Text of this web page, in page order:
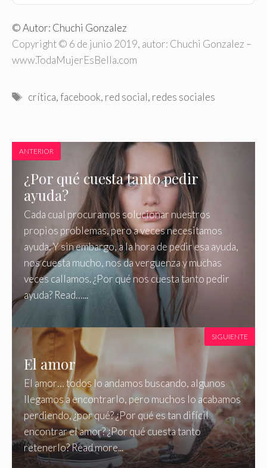
© Autor: Chuchi Gonzalez
Copyright © 6 de junio 2019, autor: Chuchi Gonzalez –
www.TodaMujerEsBella.com
Etiquetas
crítica,facebook, red social, redes sociales
ANTERIOR
¿Por qué cuesta tanto pedir
ayuda?
Cada cual procuramos solucionar nuestros
propios problemas, pero a veces necesitamos
ayuda. Y sin embargo, a la hora de pedir esa ayuda,
nos cuesta mucho, nos da verguenza y muchas
veces callamos. ¿Por qué nos cuesta tanto pedir
ayuda? Read…...
El amor
El amor… todos lo andamos buscando, algunos
llegamos a encontrarlo, pero muchos lo acabamos
perdiendo, ¿por qué? ¿Por qué es tan difícil
encontrar el amor? ¿Por qué cuesta tanto
retenerlo? Read more...
SIGUIENTE